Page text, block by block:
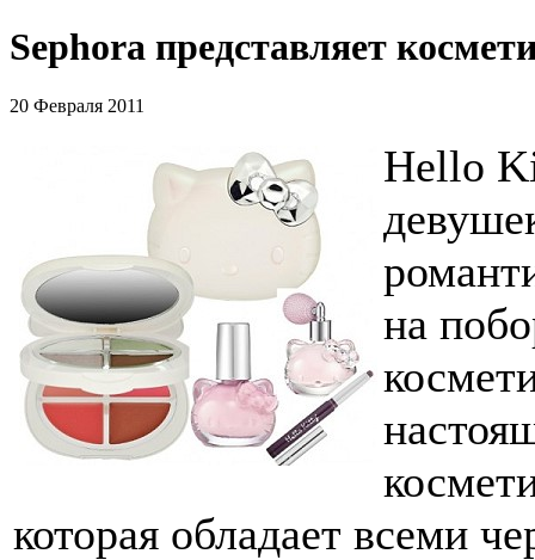
Sephora представляет
20 Февраля 2011
Hello
на
которая обладает всеми